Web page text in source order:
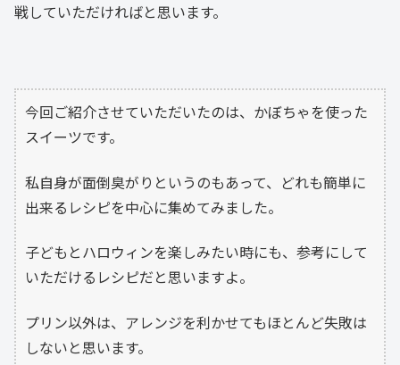
戦していただければと思います。
今回ご紹介させていただいたのは、かぼちゃを使った
スイーツです。
私自身が面倒臭がりというのもあって、どれも簡単に
出来るレシピを中心に集めてみました。
子どもとハロウィンを楽しみたい時にも、参考にして
いただけるレシピだと思いますよ。
プリン以外は、アレンジを利かせてもほとんど失敗は
しないと思います。